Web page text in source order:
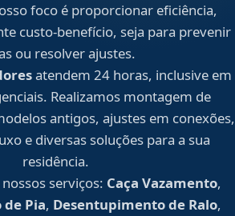
foco é proporcionar eficiência,
custo-benefício, seja para prevenir
ou resolver ajustes.
atendem 24 horas, inclusive em
Realizamos montagem de
antigos, ajustes em conexões,
e diversas soluções para a sua
residência.
serviços: Caça Vazamento,
Pia, Desentupimento de Ralo,